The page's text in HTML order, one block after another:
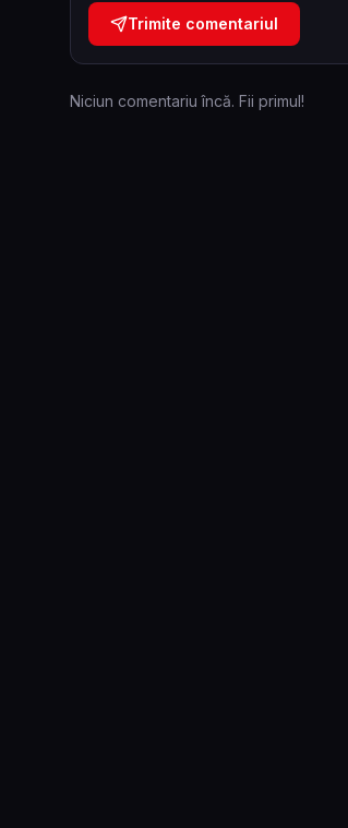
Trimite comentariul
Niciun comentariu încă. Fii primul!